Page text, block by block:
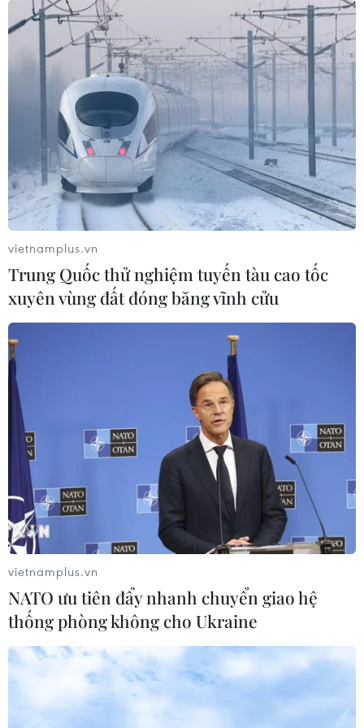
Cận cảnh Lionel Messi phá
vỡ kỷ lục của Diego
Maradona
26/06/2014 03:08
Nữ phóng viên bất ngờ bị
hôn khi làm truyền hình
trực tiếp
25/06/2014 13:11
Xem thêm
CƠ QUAN CHỦ QUẢN: THÔNG TẤN XÃ VIỆT NAM
Tổng Biên tập: TRẦN TIẾN DUẨN
Phó Tổng Biên tập: NGUYỄN THỊ TÁM, KHÚC THANH
THỦY
Sở hữu trí tuệ
Quy định sử dụng
RSS
Hỗ trợ
Ngôn ngữ
TTXVN
Dịch vụ tin
Quảng cáo
Liên hệ
Giấy phép số: 1374/GP-BTTTT do Bộ Thông tin và Truyền thông
cấp ngày 11/9/2008.
Quảng cáo: Phó TBT Nguyễn Thị Tám: 093.5958688, Email:
vietnamplus.vn
Trung Quốc thử nghiệm tuyến tàu cao tốc
xuyên vùng đất đóng băng vĩnh cửu
vietnamplus.vn
NATO ưu tiên đẩy nhanh chuyển giao hệ
thống phòng không cho Ukraine